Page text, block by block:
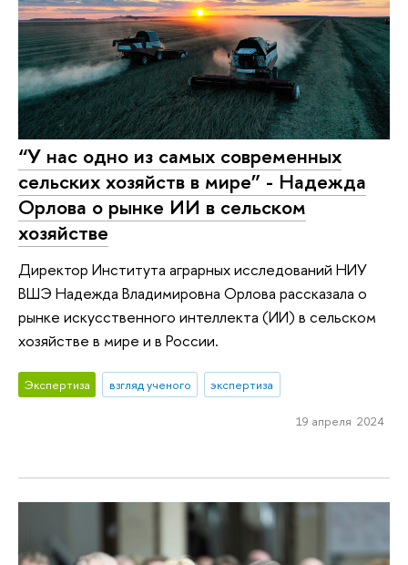
“У нас одно из самых современных
сельских хозяйств в мире” - Надежда
Орлова о рынке ИИ в сельском
хозяйстве
Директор Института аграрных исследований НИУ
ВШЭ Надежда Владимировна Орлова рассказала о
рынке искусственного интеллекта (ИИ) в сельском
хозяйстве в мире и в России.
Экспертиза взгляд ученого экспертиза
19 апреля 2024